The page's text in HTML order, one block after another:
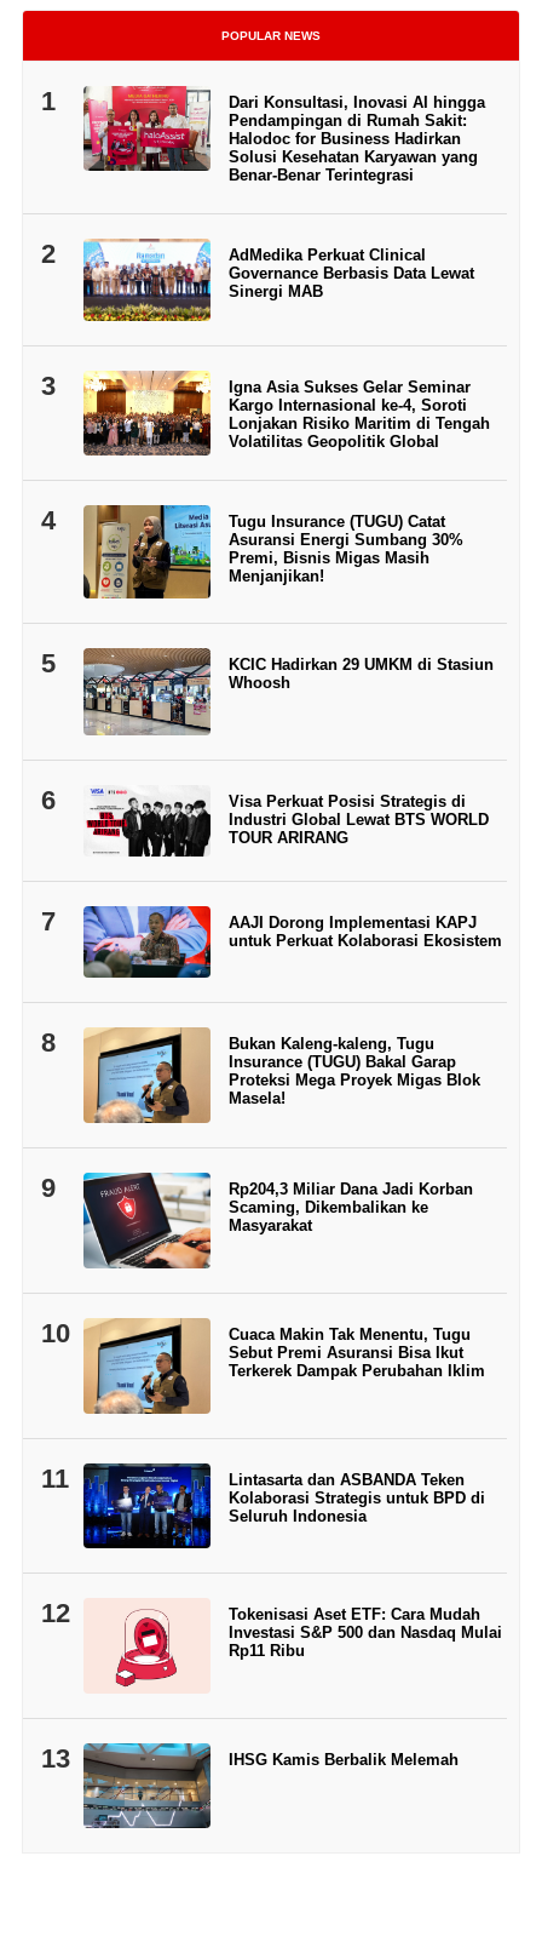
POPULAR NEWS
1
Dari Konsultasi, Inovasi AI hingga
Pendampingan di Rumah Sakit:
Halodoc for Business Hadirkan
Solusi Kesehatan Karyawan yang
Benar-Benar Terintegrasi
2
AdMedika Perkuat Clinical
Governance Berbasis Data Lewat
Sinergi MAB
3
Igna Asia Sukses Gelar Seminar
Kargo Internasional ke-4, Soroti
Lonjakan Risiko Maritim di Tengah
Volatilitas Geopolitik Global
4
Tugu Insurance (TUGU) Catat
Asuransi Energi Sumbang 30%
Premi, Bisnis Migas Masih
Menjanjikan!
5
KCIC Hadirkan 29 UMKM di Stasiun
Whoosh
6
Visa Perkuat Posisi Strategis di
Industri Global Lewat BTS WORLD
TOUR ARIRANG
7
AAJI Dorong Implementasi KAPJ
untuk Perkuat Kolaborasi Ekosistem
8
Bukan Kaleng-kaleng, Tugu
Insurance (TUGU) Bakal Garap
Proteksi Mega Proyek Migas Blok
Masela!
9
Rp204,3 Miliar Dana Jadi Korban
Scaming, Dikembalikan ke
Masyarakat
10
Cuaca Makin Tak Menentu, Tugu
Sebut Premi Asuransi Bisa Ikut
Terkerek Dampak Perubahan Iklim
11
Lintasarta dan ASBANDA Teken
Kolaborasi Strategis untuk BPD di
Seluruh Indonesia
12
Tokenisasi Aset ETF: Cara Mudah
Investasi S&P 500 dan Nasdaq Mulai
Rp11 Ribu
13 IHSG Kamis Berbalik Melemah